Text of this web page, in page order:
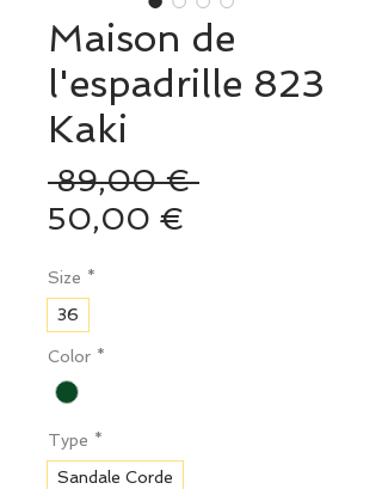
Maison de
l'espadrille 823
Kaki
89,00 € Prix
50,00 €
Size *
36
Color *
Type *
Sandale Corde